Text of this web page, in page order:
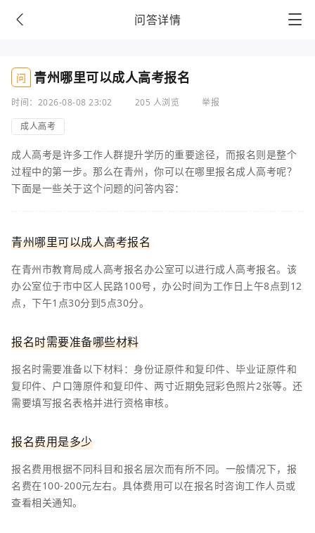
问答详情
问 青州哪里可以成人高考报名
时间：2026-08-08 23:02 205 人浏览
举报
成人高考
成人高考是许多工作人群提升学历的重要途径，而报名则是整个
过程中的第一步。那么在青州，你可以在哪里报名成人高考呢？
下面是一些关于这个问题的问答内容：
青州哪里可以成人高考报名
在青州市教育局成人高考报名办公室可以进行成人高考报名。该
办公室位于市中区人民路100号，办公时间为工作日上午8点到12
点，下午1点30分到5点30分。
报名时需要准备哪些材料
报名时需要准备以下材料：身份证原件和复印件、毕业证原件和
复印件、户口簿原件和复印件、两寸近期免冠彩色照片2张等。还
需要填写报名表格并进行资格审核。
报名费用是多少
报名费用根据不同科目和报名层次而有所不同。一般情况下，报
名费在100-200元左右。具体费用可以在报名时咨询工作人员或
查看相关通知。